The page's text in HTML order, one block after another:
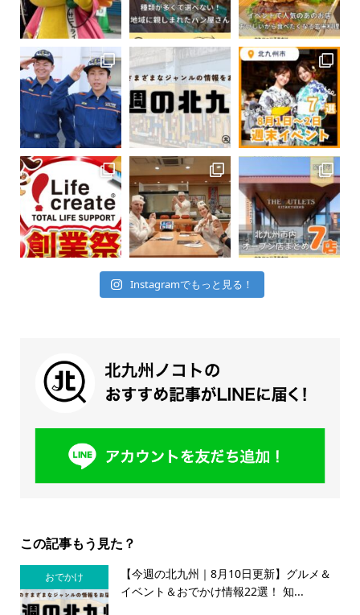
Instagramでもっと見る！
この記事もう見た？
おでかけ
【今週の北九州｜8月10日更新】グルメ＆
イベント＆おでかけ情報22選！ 知...